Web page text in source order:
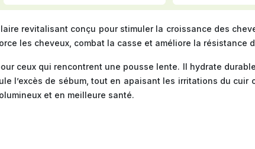
revitalisant conçu pour stimuler la croissance des
les cheveux, combat la casse et améliore la résistance
ceux qui rencontrent une pousse lente. Il hydrate
l’excès de sébum, tout en apaisant les irritations du cuir
et en meilleure santé.